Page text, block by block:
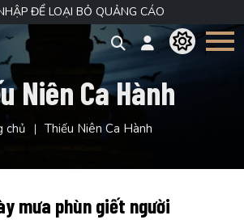
ĐỂ LOẠI BỎ QUẢNG CÁO
Niên Ca Hành
chủ Thiếu Niên Ca Hành
mưa phùn giết người